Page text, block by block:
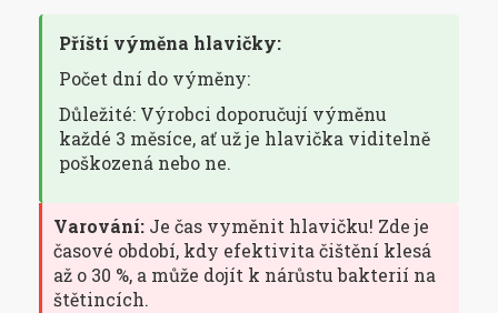
Příští výměna hlavičky:
Počet dní do výměny:
Důležité: Výrobci doporučují výměnu
každé 3 měsíce, ať už je hlavička viditelně
poškozená nebo ne.
Varování: Je čas vyměnit hlavičku! Zde je
časové období, kdy efektivita čištění klesá
až o 30 %, a může dojít k nárůstu bakterií na
štětincích.